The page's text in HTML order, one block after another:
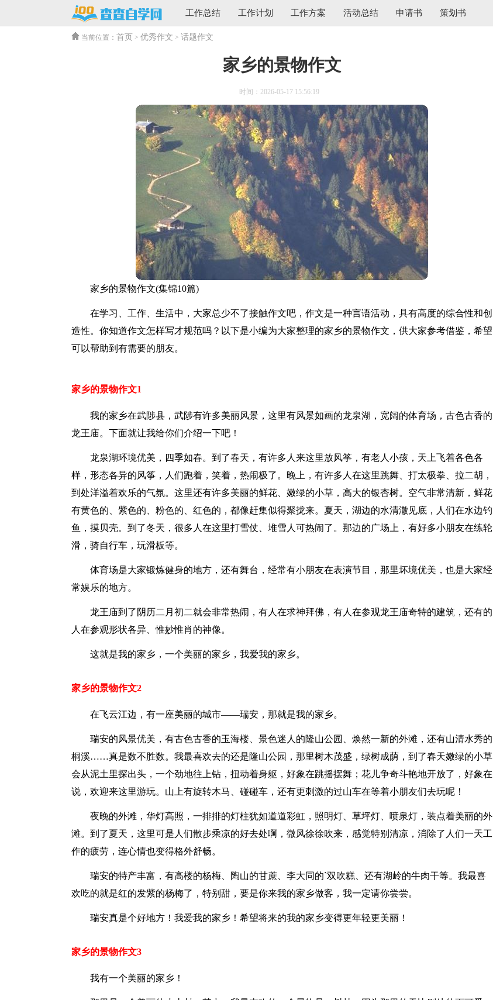
工作总结 工作计划 工作方案 活动总结 申请书 策划书
当前位置： 首页 > 优秀作文 > 话题作文
家乡的景物作文
时间：2026-05-17 15:56:19
家乡的景物作文(集锦10篇)
在学习、工作、生活中，大家总少不了接触作文吧，作文是一种言语活动，具有高度的综合性和创
造性。你知道作文怎样写才规范吗？以下是小编为大家整理的家乡的景物作文，供大家参考借鉴，希望
可以帮助到有需要的朋友。
家乡的景物作文1
我的家乡在武陟县，武陟有许多美丽风景，这里有风景如画的龙泉湖，宽阔的体育场，古色古香的
龙王庙。下面就让我给你们介绍一下吧！
龙泉湖环境优美，四季如春。到了春天，有许多人来这里放风筝，有老人小孩，天上飞着各色各
样，形态各异的风筝，人们跑着，笑着，热闹极了。晚上，有许多人在这里跳舞、打太极拳、拉二胡，
到处洋溢着欢乐的气氛。这里还有许多美丽的鲜花、嫩绿的小草，高大的银杏树。空气非常清新，鲜花
有黄色的、紫色的、粉色的、红色的，都像赶集似得聚拢来。夏天，湖边的水清澈见底，人们在水边钓
鱼，摸贝壳。到了冬天，很多人在这里打雪仗、堆雪人可热闹了。那边的广场上，有好多小朋友在练轮
滑，骑自行车，玩滑板等。
体育场是大家锻炼健身的地方，还有舞台，经常有小朋友在表演节目，那里坏境优美，也是大家经
常娱乐的地方。
龙王庙到了阴历二月初二就会非常热闹，有人在求神拜佛，有人在参观龙王庙奇特的建筑，还有的
人在参观形状各异、惟妙惟肖的神像。
这就是我的家乡，一个美丽的家乡，我爱我的家乡。
家乡的景物作文2
在飞云江边，有一座美丽的城市——瑞安，那就是我的家乡。
瑞安的风景优美，有古色古香的玉海楼、景色迷人的隆山公园、焕然一新的外滩，还有山清水秀的
桐溪……真是数不胜数。我最喜欢去的还是隆山公园，那里树木茂盛，绿树成荫，到了春天嫩绿的小草
会从泥土里探出头，一个劲地往上钻，扭动着身躯，好象在跳摇摆舞；花儿争奇斗艳地开放了，好象在
说，欢迎来这里游玩。山上有旋转木马、碰碰车，还有更刺激的过山车在等着小朋友们去玩呢！
夜晚的外滩，华灯高照，一排排的灯柱犹如道道彩虹，照明灯、草坪灯、喷泉灯，装点着美丽的外
滩。到了夏天，这里可是人们散步乘凉的好去处啊，微风徐徐吹来，感觉特别清凉，消除了人们一天工
作的疲劳，连心情也变得格外舒畅。
瑞安的特产丰富，有高楼的杨梅、陶山的甘蔗、李大同的`双吹糕、还有湖岭的牛肉干等。我最喜
欢吃的就是红的发紫的杨梅了，特别甜，要是你来我的家乡做客，我一定请你尝尝。
瑞安真是个好地方！我爱我的家乡！希望将来的我的家乡变得更年轻更美丽！
家乡的景物作文3
我有一个美丽的家乡！